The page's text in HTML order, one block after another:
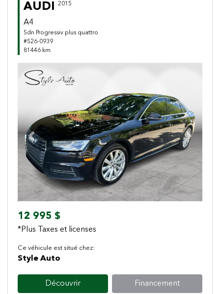
AUDI 2015
A4
Sdn Progressiv plus quattro
#S26-0939
81446 km
Previous Next
12 995 $
*Plus Taxes et licenses
Ce véhicule est situé chez:
Style Auto
Découvrir Financement